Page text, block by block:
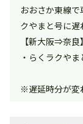
おおさか東線
クやまと号に遅
【新大阪⇒奈良】
・らくラクや
※遅延時分が変